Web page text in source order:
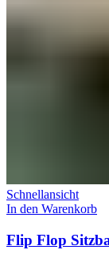
Schnellansicht
In den Warenkorb
Flip Flop